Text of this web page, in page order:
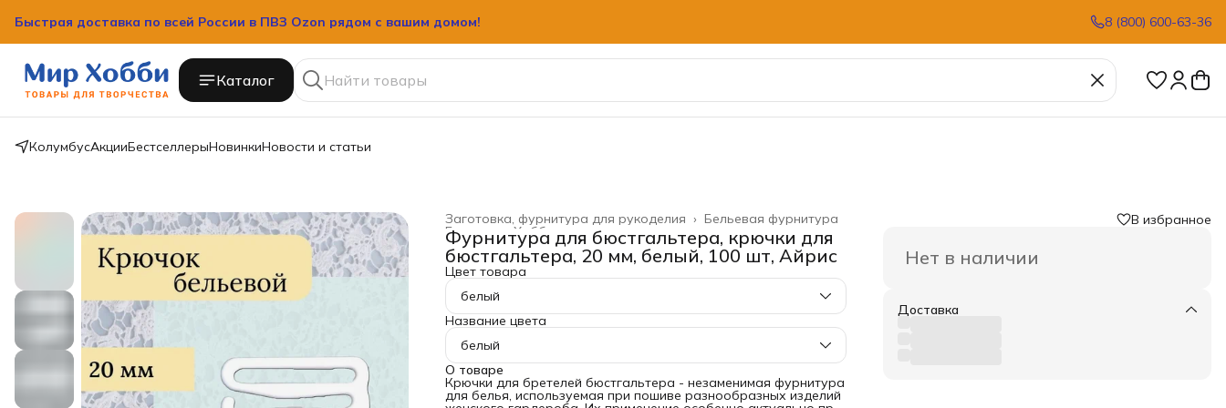
Быстрая доставка по всей России в ПВЗ Ozon рядом с вашим домом!
Быстрая доставка по всей России в ПВЗ Ozon рядом с вашим домом!
8 (800) 600-63-36
Каталог
КолумбусАкцииБестселлерыНовинкиНовости и статьи
Бельевая фурнитура
Заготовка, фурнитура для рукоделия ›
Хобби и творчество ›
Главная ›
Фурнитура для бюстгальтера, крючки для
бюстгальтера, 20 мм, белый, 100 шт, Айрис
Цвет товара
белый
Название цвета
белый
О товаре
Крючки для бретелей бюстгальтера - незаменимая фурнитура
для белья, используемая при пошиве разнообразных изделий
В избранное
Нет в наличии
Доставка